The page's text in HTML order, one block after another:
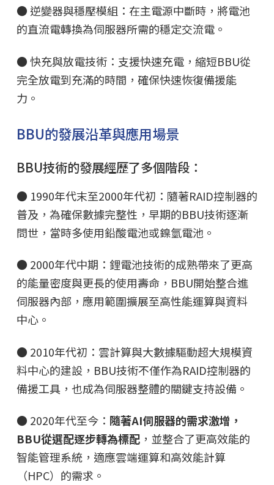
● 逆變器與穩壓模組：在主電源中斷時，將電池
的直流電轉換為伺服器所需的穩定交流電。
● 快充與放電技術：支援快速充電，縮短BBU從
完全放電到充滿的時間，確保快速恢復備援能
力。
BBU的發展沿革與應用場景
BBU技術的發展經歷了多個階段：
● 1990年代末至2000年代初：隨著RAID控制器的
普及，為確保數據完整性，早期的BBU技術逐漸
問世，當時多使用鉛酸電池或鎳氫電池。
● 2000年代中期：鋰電池技術的成熟帶來了更高
的能量密度與更長的使用壽命，BBU開始整合進
伺服器內部，應用範圍擴展至高性能運算與資料
中心。
● 2010年代初：雲計算與大數據驅動超大規模資
料中心的建設，BBU技術不僅作為RAID控制器的
備援工具，也成為伺服器整體的關鍵支持設備。
● 2020年代至今： 隨著AI伺服器的需求激增，
BBU從選配逐步轉為標配，並整合了更高效能的
智能管理系統，適應雲端運算和高效能計算
（HPC）的需求。